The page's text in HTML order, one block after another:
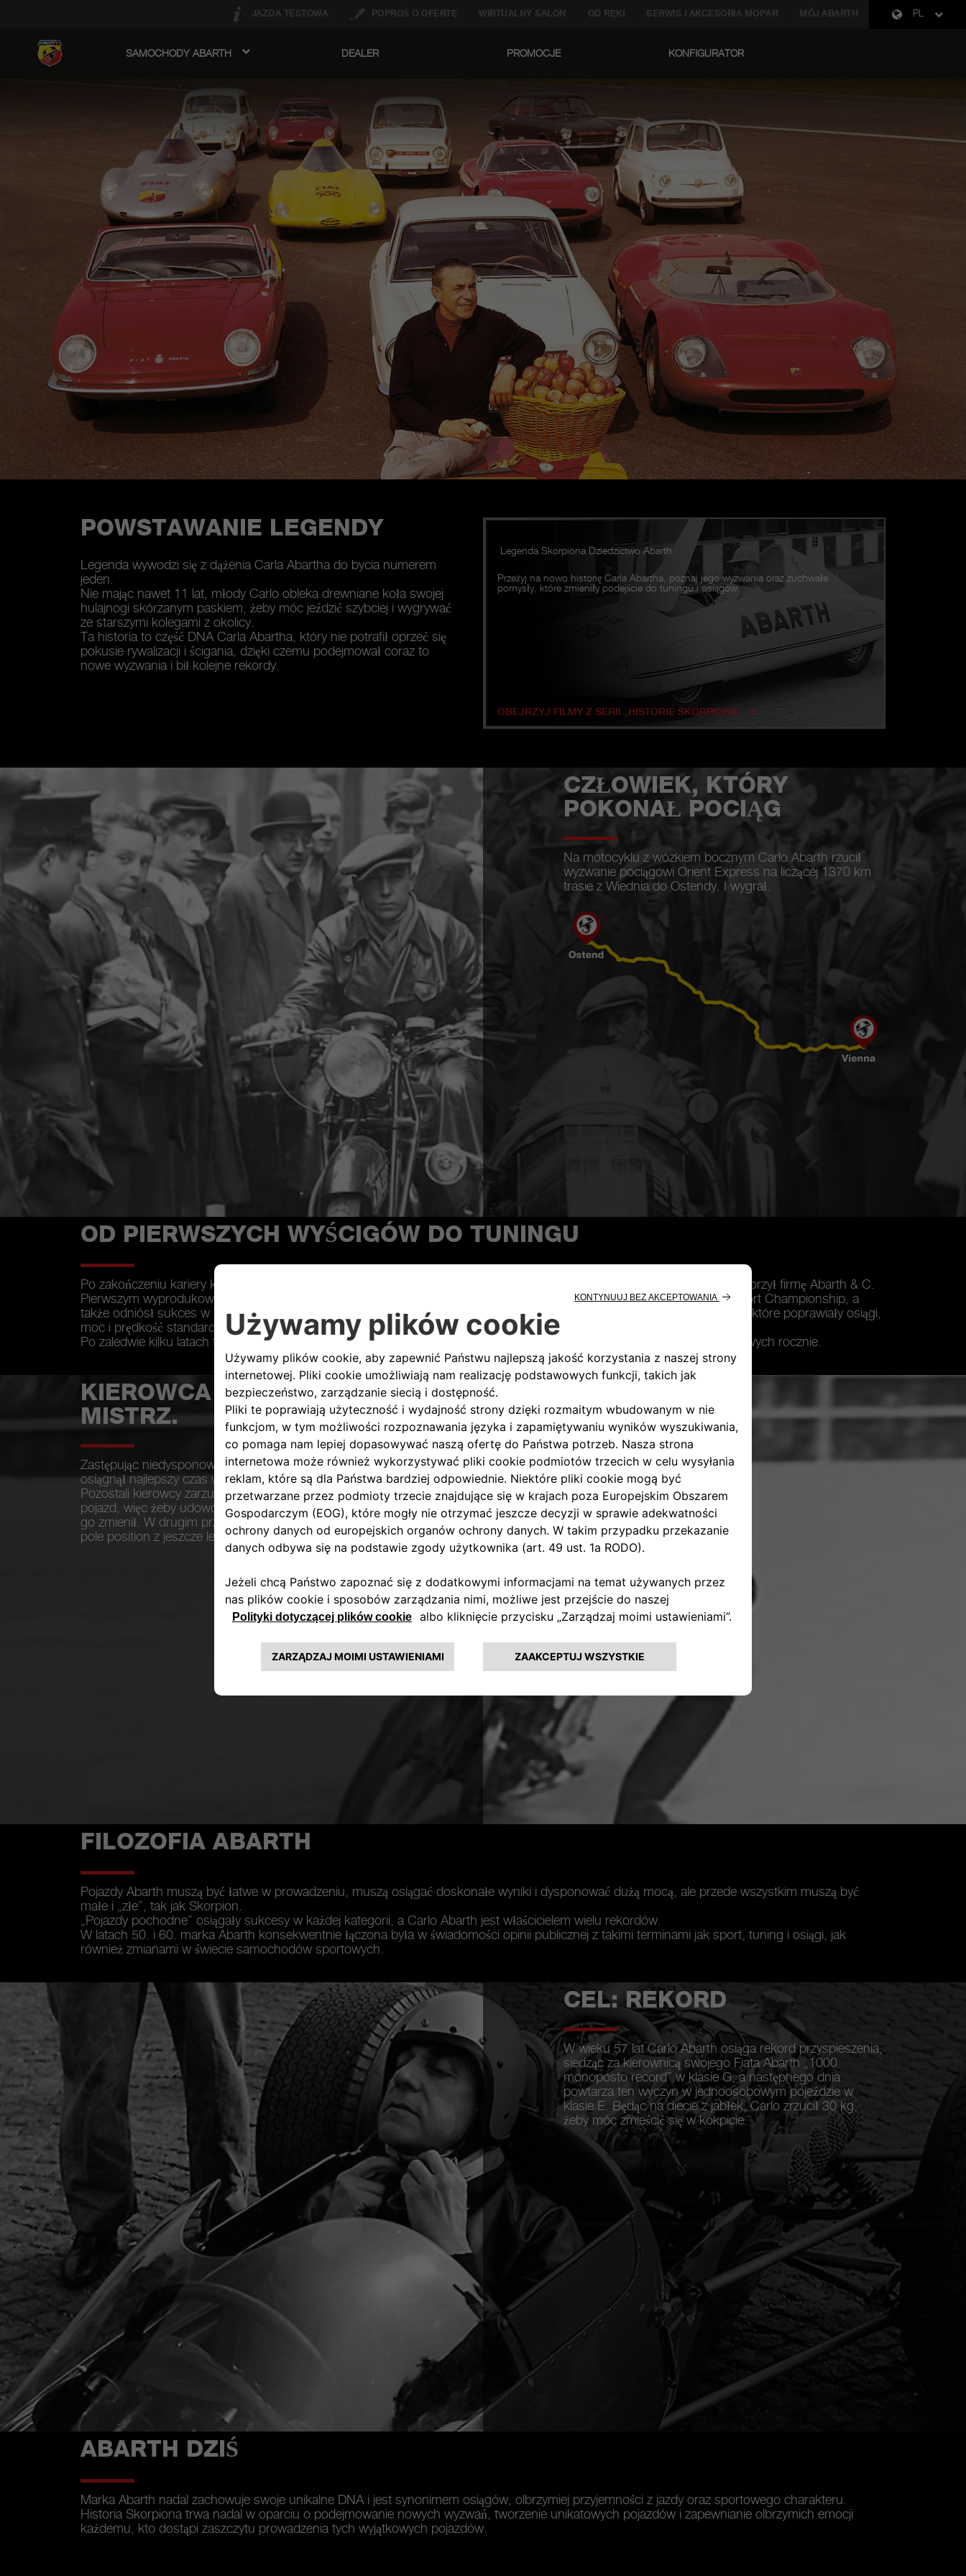
JAZDA TESTOWA POPROŚ O OFERTĘ WIRTUALNY SALON OD RĘKI SERWIS I AKCESORIA MOPAR MÓJ ABARTH PL
SAMOCHODY ABARTH DEALER PROMOCJE KONFIGURATOR
POWSTAWANIE LEGENDY
Legenda wywodzi się z dążenia Carla Abartha do bycia numerem
jeden.
Nie mając nawet 11 lat, młody Carlo obleka drewniane koła swojej
hulajnogi skórzanym paskiem, żeby móc jeździć szybciej i wygrywać
ze starszymi kolegami z okolicy.
Ta historia to część DNA Carla Abartha, który nie potrafił oprzeć się
pokusie rywalizacji i ścigania, dzięki czemu podejmował coraz to
nowe wyzwania i bił kolejne rekordy.
Legenda Skorpiona Dziedzictwo Abarth
Przeżyj na nowo historię Carla Abartha, poznaj jego wyzwania oraz zuchwałe
pomysły, które zmieniły podejście do tuningu i osiągów.
OBEJRZYJ FILMY Z SERII „HISTORIE SKORPIONA”
CZŁOWIEK, KTÓRY
POKONAŁ POCIĄG
Na motocyklu z wózkiem bocznym Carlo Abarth rzucił
wyzwanie pociągowi Orient Express na liczącej 1370 km
trasie z Wiednia do Ostendy. I wygrał.
OD PIERWSZYCH WYŚCIGÓW DO TUNINGU
Po zakończeniu kariery kierowcy wyścigowego i motocyklowego, w 1949 roku Carlo Abarth wraz z Guido Scagliarinim stworzył firmę Abarth & C.
Pierwszym wyprodukowanym pojazdem był 204 A Roadster oparty na Fiacie 1100. Natychmiast wygrał zawody 1100 Sport Championship, a
także odniósł sukces w Formule 2. Równolegle do wyścigów firma rozpoczęła również produkcję zestawów tuningowych, które poprawiały osiągi,
moc i prędkość standardowych pojazdów.
Po zaledwie kilku latach firma Abarth & C. zatrudniała 375 pracowników i produkowała około 300 000 układów wydechowych rocznie.
KIEROWCA WYŚCIGOWY,
MISTRZ.
Zastępując niedysponowanego kierowcę, Carlo Abarth
osiągnął najlepszy czas w pierwszym przejeździe próbnym.
Pozostali kierowcy zarzucili mu, że modyfikował swój
pojazd, więc żeby udowodnić, że to nieprawda, po prostu
go zmienił. W drugim przejeździe próbnym znów osiągnął
pole position z jeszcze lepszym czasem.
FILOZOFIA ABARTH
Pojazdy Abarth muszą być łatwe w prowadzeniu, muszą osiągać doskonałe wyniki i dysponować dużą mocą, ale przede wszystkim muszą być
małe i „złe”, tak jak Skorpion.
„Pojazdy pochodne” osiągały sukcesy w każdej kategorii, a Carlo Abarth jest właścicielem wielu rekordów.
W latach 50. i 60. marka Abarth konsekwentnie łączona była w świadomości opinii publicznej z takimi terminami jak sport, tuning i osiągi, jak
również zmianami w świecie samochodów sportowych.
CEL: REKORD
W wieku 57 lat Carlo Abarth osiąga rekord przyspieszenia,
siedząc za kierownicą swojego Fiata Abarth „1000
monoposto record” w klasie G, a następnego dnia
powtarza ten wyczyn w jednoosobowym pojeździe w
klasie E. Będąc na diecie z jabłek, Carlo zrzucił 30 kg,
żeby móc zmieścić się w kokpicie.
ABARTH DZIŚ
Marka Abarth nadal zachowuje swoje unikalne DNA i jest synonimem osiągów, olbrzymiej przyjemności z jazdy oraz sportowego charakteru.
Historia Skorpiona trwa nadal w oparciu o podejmowanie nowych wyzwań, tworzenie unikatowych pojazdów i zapewnianie olbrzymich emocji
każdemu, kto dostąpi zaszczytu prowadzenia tych wyjątkowych pojazdów.